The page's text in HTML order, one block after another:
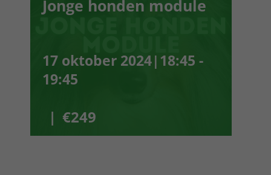
WebshopJonge honden module
17 oktober 2024|18:45 -
19:45
| €249